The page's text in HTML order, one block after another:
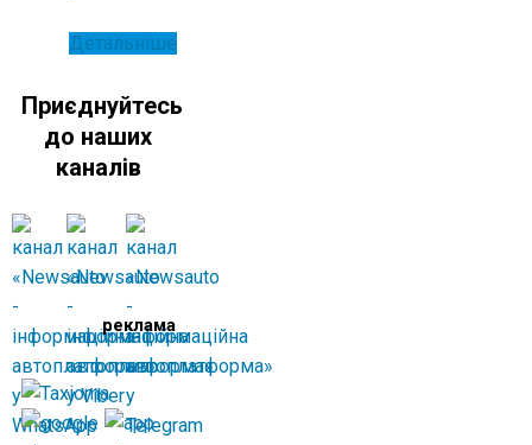
Детальніше
Приєднуйтесь
до наших
каналів
реклама